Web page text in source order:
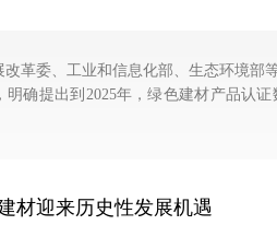
改革委、工业和信息化部、生态环境部
明确提出到2025年，绿色建材产品认
材迎来历史性发展机遇